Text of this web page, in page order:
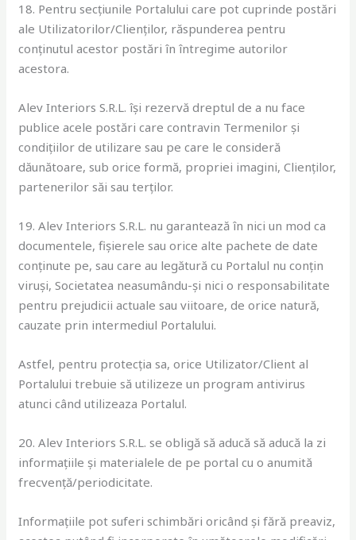
18. Pentru secțiunile Portalului care pot cuprinde postări
ale Utilizatorilor/Clienților, răspunderea pentru
conținutul acestor postări în întregime autorilor
acestora.
Alev Interiors S.R.L. își rezervă dreptul de a nu face
publice acele postări care contravin Termenilor și
condițiilor de utilizare sau pe care le consideră
dăunătoare, sub orice formă, propriei imagini, Clienților,
partenerilor săi sau terților.
19. Alev Interiors S.R.L. nu garantează în nici un mod ca
documentele, fișierele sau orice alte pachete de date
conținute pe, sau care au legătură cu Portalul nu conțin
viruși, Societatea neasumându-și nici o responsabilitate
pentru prejudicii actuale sau viitoare, de orice natură,
cauzate prin intermediul Portalului.
Astfel, pentru protecția sa, orice Utilizator/Client al
Portalului trebuie să utilizeze un program antivirus
atunci când utilizeaza Portalul.
20. Alev Interiors S.R.L. se obligă să aducă să aducă la zi
informațiile și materialele de pe portal cu o anumită
frecvență/periodicitate.
Informațiile pot suferi schimbări oricând și fără preaviz,